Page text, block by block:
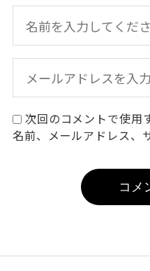
次回のコメントで使用
名前、メールアドレス、